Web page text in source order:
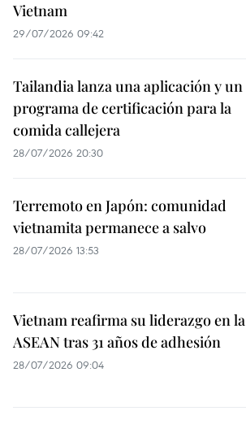
Vietnam
29/07/2026 09:42
Tailandia lanza una aplicación y un
programa de certificación para la
comida callejera
28/07/2026 20:30
Terremoto en Japón: comunidad
vietnamita permanece a salvo
28/07/2026 13:53
Vietnam reafirma su liderazgo en la
ASEAN tras 31 años de adhesión
28/07/2026 09:04